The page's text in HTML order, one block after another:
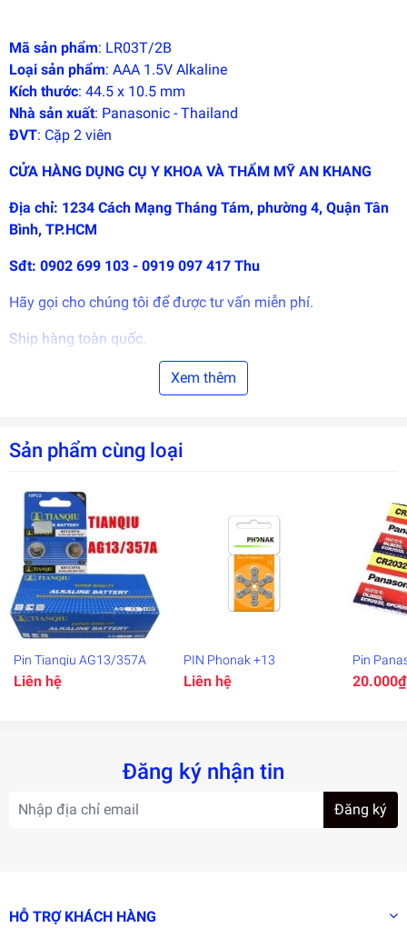
Mã sản phẩm: LR03T/2B
Loại sản phẩm: AAA 1.5V Alkaline
Kích thước: 44.5 x 10.5 mm
Nhà sản xuất: Panasonic - Thailand
ĐVT: Cặp 2 viên
CỬA HÀNG DỤNG CỤ Y KHOA VÀ THẨM MỸ AN KHANG
Địa chỉ: 1234 Cách Mạng Tháng Tám, phường 4, Quận Tân
Bình, TP.HCM
Sđt: 0902 699 103 - 0919 097 417 Thu
Hãy gọi cho chúng tôi để được tư vấn miễn phí.
Ship hàng toàn quốc.
Bảo hành tốt nhất.
Xem thêm
Sản phẩm cùng loại
Pin Tianqiu AG13/357A
Liên hệ
PIN Phonak +13
Liên hệ
Pin
20.000₫
Đăng ký nhận tin
Đăng ký
HỖ TRỢ KHÁCH HÀNG
bởi